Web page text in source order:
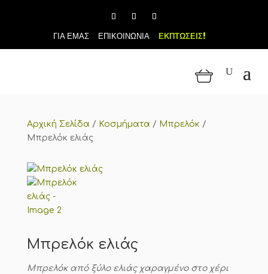
ΓΙΑ ΕΜΑΣ ΕΠΙΚΟΙΝΩΝΙΑ ΕΚΠΤΩΣΕΙΣ!
Αρχική Σελίδα / Κοσμήματα / Μπρελόκ /
Μπρελόκ ελιάς
Μπρελόκ ελιάς
Μπρελόκ από ξύλο ελιάς χαραγμένο στο χέρι